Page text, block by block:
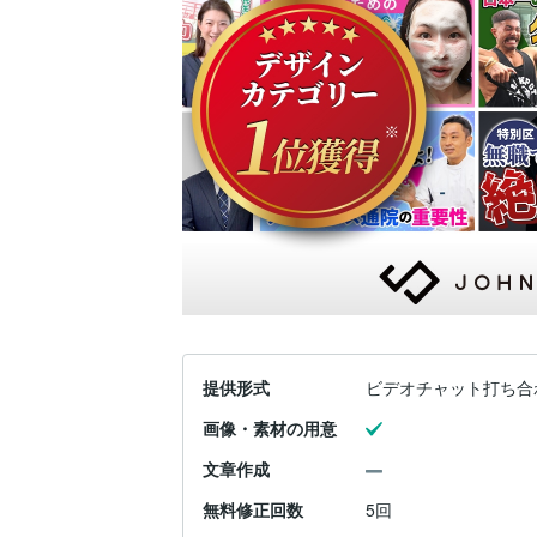
提供形式
ビデオチャット打ち
画像・素材の用意
文章作成
無料修正回数
5回